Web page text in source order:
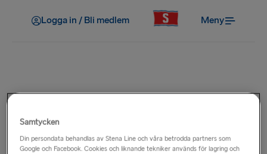
Logga in / Bli medlem Meny
Samtycken
Din persondata behandlas av Stena Line och våra betrodda partners som
Google och Facebook. Cookies och liknande tekniker används för lagring och